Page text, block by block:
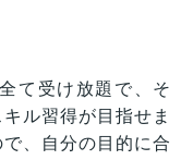
て受け放題で、そ
ル習得が目指せま
、自分の目的に合